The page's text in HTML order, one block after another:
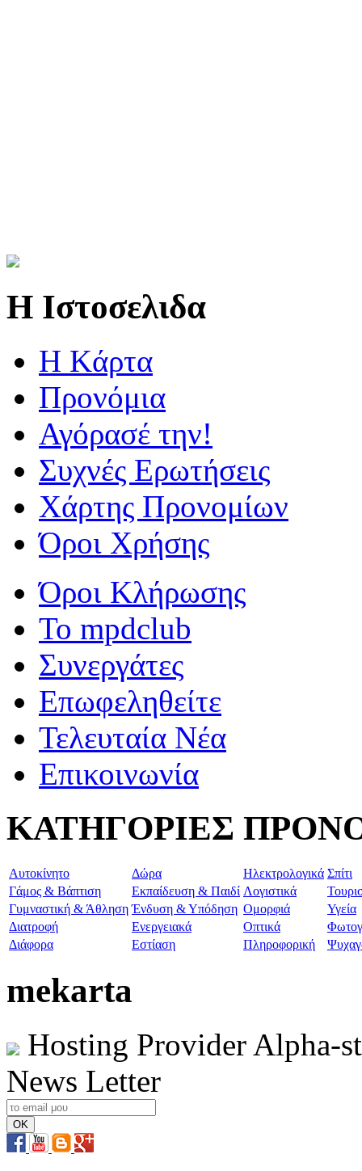
Η Ιστοσελιδα
Η Kάρτα
Προνόμια
Αγόρασέ την!
Συχνές Ερωτήσεις
Χάρτης Προνομίων
Όροι Χρήσης
Όροι Κλήρωσης
To mpdclub
Συνεργάτες
Επωφεληθείτε
Τελευταία Νέα
Επικοινωνία
ΚΑΤΗΓΟΡΙΕΣ
Aυτοκίνητο Δώρα Ηλεκτρολογικά Σπίτι
Γάμος & Βάπτιση
Εκπαίδευση & Παιδί Λογιστικά
Γυμναστική & Άθληση Ένδυση & Υπόδηση Ομορφιά
Υγεία
Διατροφή
Ενεργειακά Οπτικά
Διάφορα
Εστίαση Πληροφορική
mekarta
Hosting Provider Alpha-
News Letter